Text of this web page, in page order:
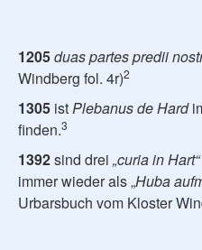
1205duas partes predii
Windberg fol. 4r)2
1305 istPlebanus de Hard
finden.3
1392sind drei „curia in Hart“
immer wieder als „Huba
Urbarsbuch vom Kloster